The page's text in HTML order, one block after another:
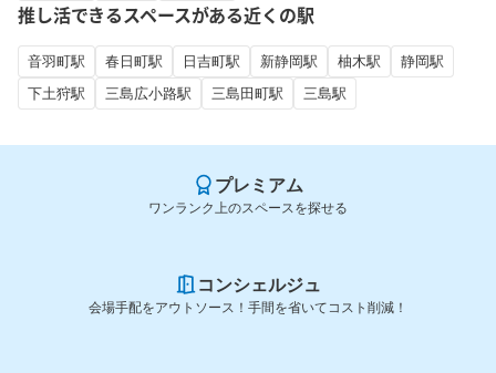
推し活できるスペースがある近くの駅
音羽町駅 春日町駅 日吉町駅 新静岡駅 柚木駅
静岡駅
下土狩駅
三島広小路駅 三島田町駅 三島駅
プレミアム
ワンランク上のスペースを探せる
コンシェルジュ
会場手配をアウトソース！手間を省いてコスト削減！